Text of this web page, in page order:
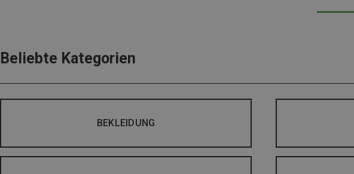
Beliebte Kategorien
BEKLEIDUNG